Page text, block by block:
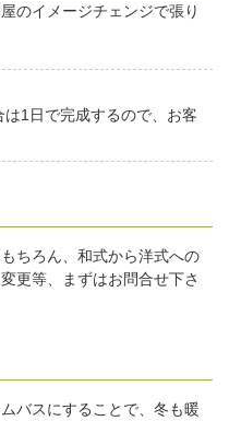
のイメージチェンジで張り
1日で完成するので、お客
ちろん、和式から洋式への
更等、まずはお問合せ下さ
バスにすることで、冬も暖